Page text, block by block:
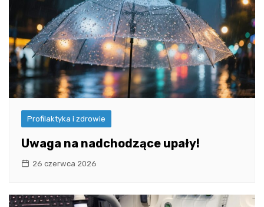
Profilaktyka i zdrowie
Uwaga na nadchodzące upały!
26 czerwca 2026